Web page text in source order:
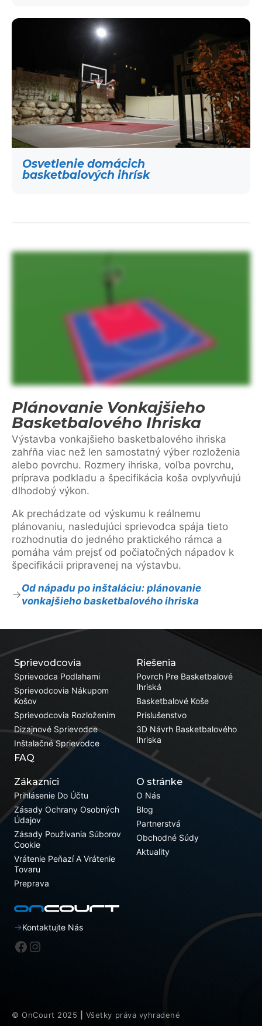
Osvetlenie domácich
basketbalových ihrísk
Plánovanie Vonkajšieho
Basketbalového Ihriska
Výstavba vonkajšieho basketbalového ihriska
zahŕňa viac než len samostatný výber rozloženia
alebo povrchu. Rozmery ihriska, voľba povrchu,
príprava podkladu a špecifikácia koša ovplyvňujú
dlhodobý výkon.
Ak prechádzate od výskumu k reálnemu
plánovaniu, nasledujúci sprievodca spája tieto
rozhodnutia do jedného praktického rámca a
pomáha vám prejsť od počiatočných nápadov k
špecifikácii pripravenej na výstavbu.
Od nápadu po inštaláciu: plánovanie
vonkajšieho basketbalového ihriska
Riešenia
Povrch Pre Basketbalové
Ihriská
Basketbalové Koše
Príslušenstvo
3D Návrh Basketbalového
Ihriska
Sprievodcovia
Sprievodca Podlahami
Sprievodcovia Nákupom
Košov
Sprievodcovia Rozložením
Dizajnové Sprievodce
Inštalačné Sprievodce
FAQ
Zákazníci
Prihlásenie Do Účtu
Zásady Ochrany Osobných
Údajov
Zásady Používania Súborov
Cookie
Vrátenie Peňazí A Vrátenie
Tovaru
Preprava
O stránke
O Nás
Blog
Partnerstvá
Obchodné Súdy
Aktuality
Kontaktujte Nás
Facebook
Instagram
© OnCourt 2025 Všetky práva vyhradené